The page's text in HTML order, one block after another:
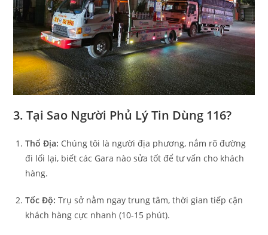
3. Tại Sao Người Phủ Lý Tin Dùng 116?
Thổ Địa: Chúng tôi là người địa phương, nắm rõ đường
đi lối lại, biết các Gara nào sửa tốt để tư vấn cho khách
hàng.
Tốc Độ: Trụ sở nằm ngay trung tâm, thời gian tiếp cận
khách hàng cực nhanh (10-15 phút).